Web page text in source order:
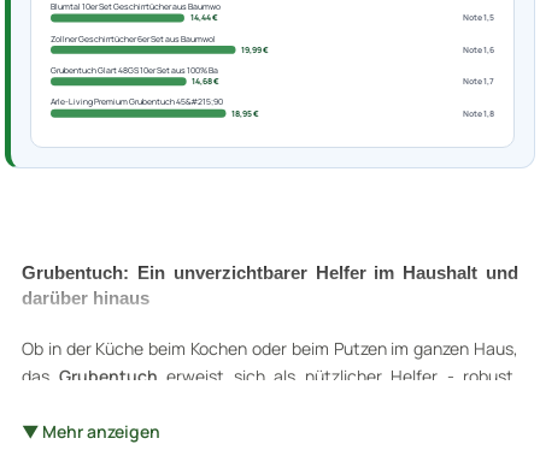
Blumtal 10er Set Geschirrtücher aus Baumwo
14,44 €
Note 1,5
Zollner Geschirrtücher 6er Set aus Baumwol
19,99 €
Note 1,6
Grubentuch Glart 48GS 10er Set aus 100% Ba
14,68 €
Note 1,7
Arle-Living Premium Grubentuch 45&#215;90
18,95 €
Note 1,8
Grubentuch: Ein unverzichtbarer Helfer im Haushalt und
darüber hinaus
Ob in der Küche beim Kochen oder beim Putzen im ganzen Haus,
das Grubentuch erweist sich als nützlicher Helfer - robust,
Produkten wie
▼ Mehr anzeigen